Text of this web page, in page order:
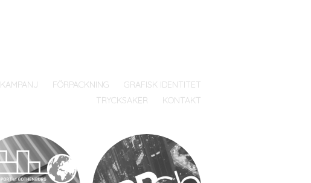
KAMPANJ FÖRPACKNING
GRAFISK IDENTITET
TRYCKSAKER
KONTAKT